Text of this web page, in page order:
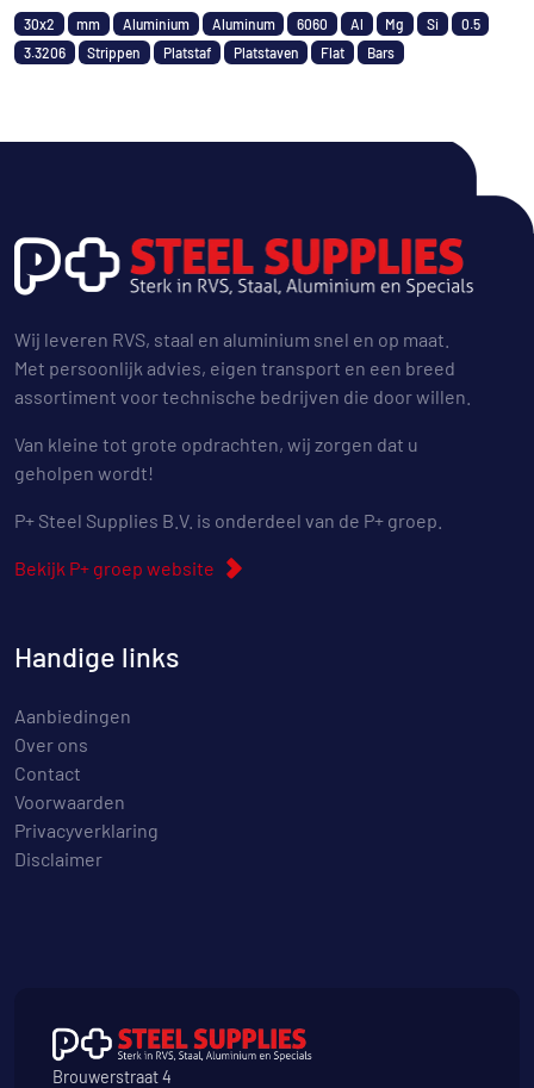
30x2 mm Aluminium Aluminum 6060 Al Mg Si
0.5
3.3206
Strippen Platstaf Platstaven Flat Bars
Wij leveren RVS, staal en aluminium snel en op maat.
Met persoonlijk advies, eigen transport en een breed
assortiment voor technische bedrijven die door willen.
Van kleine tot grote opdrachten, wij zorgen dat u
geholpen wordt!
P+ Steel Supplies B.V. is onderdeel van de P+ groep.
Bekijk P+ groep website
Handige links
Aanbiedingen
Over ons
Contact
Voorwaarden
Privacyverklaring
Disclaimer
Brouwerstraat 4